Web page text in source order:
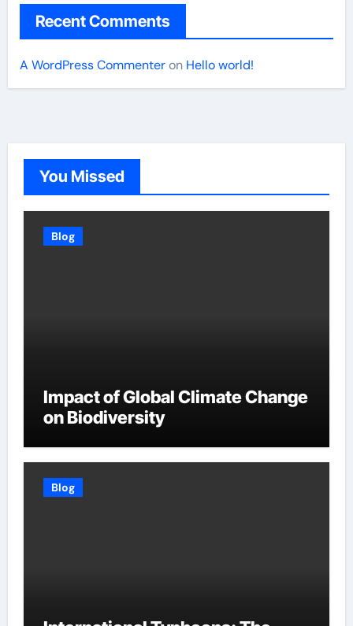
Recent Comments
A WordPress Commenteron Hello world!
You Missed
Blog
Impact of Global Climate Change
on Biodiversity
Blog